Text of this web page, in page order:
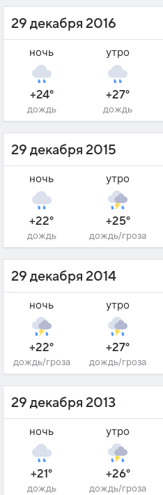
29 декабря 2016
ночь
+24°
дождь
утро
+27°
дождь
29 декабря 2015
ночь
+22°
дождь
утро
+25°
дождь/гроза
29 декабря 2014
ночь
+22°
дождь/гроза
утро
+27°
дождь/гроза
29 декабря 2013
ночь
+21°
дождь
утро
+26°
дождь/гроза